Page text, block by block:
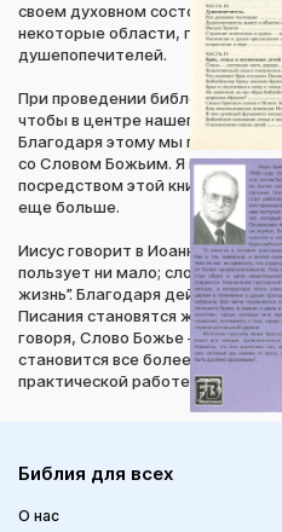
своем духовном состоянии. Я
некоторые области, где
душепопечителей.
При проведении библейских
чтобы в центре нашего
Благодаря этому мы пришли в
со Словом Божьим. Я прошу
посредством этой книги
еще больше.
Иисус говорит в Иоанна 6,63:
пользует ни мало; слова,
жизнь”. Благодаря действию
Писания становятся живыми и
говоря, Слово Божье — это не
становится все более ясно, что
практической работе в области
Библия для всех
О нас